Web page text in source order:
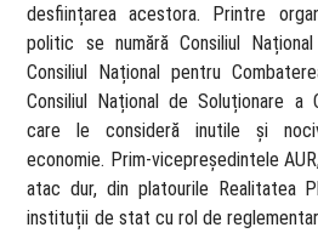
desființarea acestora. Printre
politic se numără Consiliul
Consiliul Național pentru
Consiliul Național de Soluționare a
care le consideră inutile și
economie. Prim-vicepreședintele
atac dur, din platourile Realitatea
instituții de stat cu rol de